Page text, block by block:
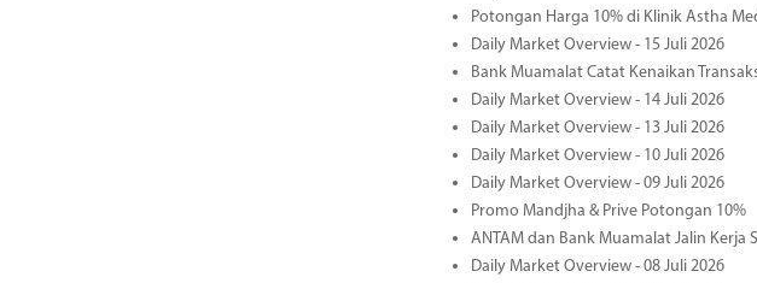
Potongan Harga 10% di Klinik Astha
Daily Market Overview - 15 Juli 2026
Bank Muamalat Catat Kenaikan
Daily Market Overview - 14 Juli 2026
Daily Market Overview - 13 Juli 2026
Daily Market Overview - 10 Juli 2026
Daily Market Overview - 09 Juli 2026
Promo Mandjha & Prive Potongan 10%
ANTAM dan Bank Muamalat Jalin Kerja
Daily Market Overview - 08 Juli 2026